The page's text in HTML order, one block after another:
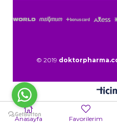
© 2019
Anasayfa Favorilerim